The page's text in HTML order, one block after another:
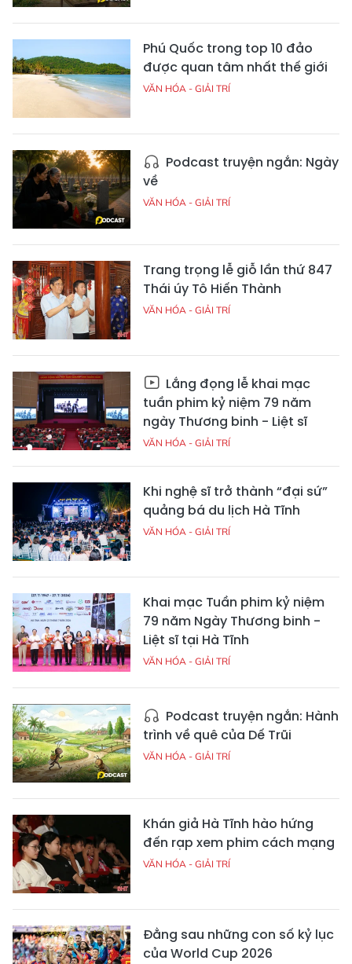
Phú Quốc trong top 10 đảo
được quan tâm nhất thế giới
VĂN HÓA - GIẢI TRÍ
Podcast truyện ngắn: Ngày
về
VĂN HÓA - GIẢI TRÍ
Trang trọng lễ giỗ lần thứ 847
Thái úy Tô Hiến Thành
VĂN HÓA - GIẢI TRÍ
Lắng đọng lễ khai mạc
tuần phim kỷ niệm 79 năm
ngày Thương binh - Liệt sĩ
VĂN HÓA - GIẢI TRÍ
Khi nghệ sĩ trở thành “đại sứ”
quảng bá du lịch Hà Tĩnh
VĂN HÓA - GIẢI TRÍ
Khai mạc Tuần phim kỷ niệm
79 năm Ngày Thương binh -
Liệt sĩ tại Hà Tĩnh
VĂN HÓA - GIẢI TRÍ
Podcast truyện ngắn: Hành
trình về quê của Dế Trũi
VĂN HÓA - GIẢI TRÍ
Khán giả Hà Tĩnh hào hứng
đến rạp xem phim cách mạng
VĂN HÓA - GIẢI TRÍ
Đằng sau những con số kỷ lục
của World Cup 2026